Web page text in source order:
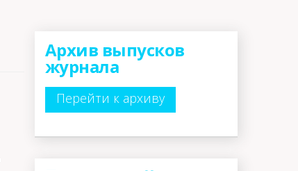
Архив выпусков
журнала
Перейти к архиву